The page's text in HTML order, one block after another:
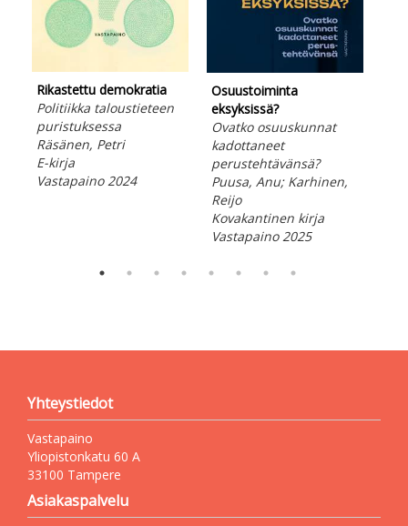
Rikastettu demokratia
Politiikka taloustieteen
puristuksessa
Räsänen, Petri
E-kirja
Vastapaino 2024
Osuustoiminta
eksyksissä?
Ovatko osuuskunnat
kadottaneet
perustehtävänsä?
Puusa, Anu; Karhinen,
Reijo
Kovakantinen kirja
Vastapaino 2025
Yhteystiedot
Vastapaino
Yliopistonkatu 60 A
33100 Tampere
Asiakaspalvelu